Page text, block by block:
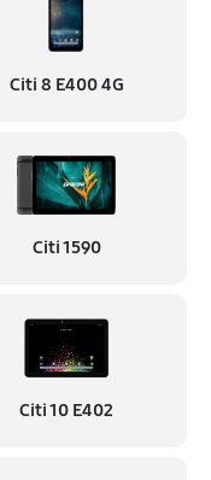
Citi 8 E400 4G
Citi 1590
Citi 10 E402